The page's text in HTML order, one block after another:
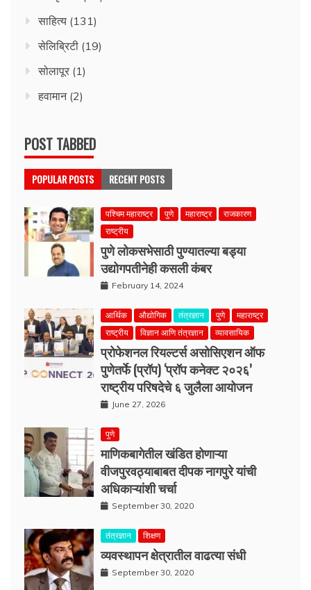
साहित्य (131)
सेलिब्रिटी (19)
सोलापूर (1)
हवामान(2)
POST TABBED
POPULAR POSTS RECENT POSTS
पश्चिम महाराष्ट्र पुणे महाराष्ट्र
राजकारण
राष्ट्रीय
पुणे लोकसभेसाठी पुण्यातल्या बड्या
उद्योगपतीनेही कसली कंबर
February 14, 2024
आर्थिक औद्योगिक तंत्रज्ञान पुणे
महाराष्ट्र
राष्ट्रीय
विज्ञान आणि तंत्रज्ञान व्यावसायिक
प्रोफेशनल रियल्टर्स असोसिएशन ऑफ
पुणेतर्फे (प्रॉप) ‘प्रॉप कनेक्ट २०२६’
राष्ट्रीय परिषदेचे ६ जुलैला आयोजन
June 27, 2026
पुणे
माणिकबागेतील खंडित होणाऱ्या
वीजपुरवठ्याबाबत दीपक नागपुरे यांची
अधिकाऱ्यांशी चर्चा
September 30, 2020
तंत्रज्ञान शिक्षण
व्यवस्थापन क्षेत्रातील वाढत्या संधी
September 30, 2020